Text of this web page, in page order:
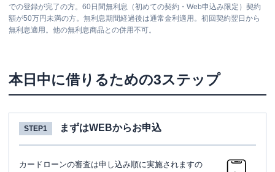
での登録が完了の方。60日間無利息（初めての契約・Web申込み限定）契約
額が50万円未満の方。無利息期間経過後は通常金利適用。初回契約翌日から
無利息適用。他の無利息商品との併用不可。
本日中に借りるための3ステップ
STEP1 まずはWEBからお申込
カードローンの審査は申し込み順に実施されますの